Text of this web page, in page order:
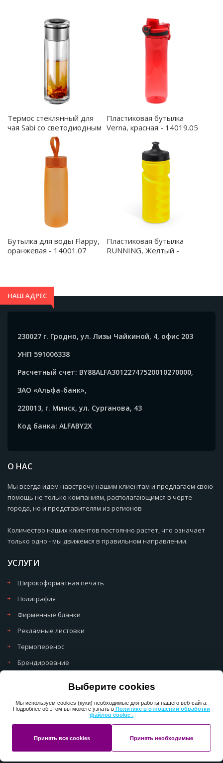
Выберите cookies
Мы используем cookies (куки) необходимые для работы нашего веб-сайта.
Подробнее об этом вы можете узнать в Политике в отношении обработки
файлов cookie .
Принять все cookies Принять необходимые
Термос стеклянный для
чая Sabi cо светодиодным
дисплеем - 14013.09
Пластиковая бутылка
Verna, красная - 14019.05
Бутылка для воды Flappy,
оранжевая - 14001.07
Пластиковая бутылка
RUNNING, Желтый -
НАШ АДРЕС
230027 г. Гродно, ул. Лизы Чайкиной, 4, офис 203
УНП 591006338
Расчетный счет: BY88ALFA30122747520010270000,
ЗАО «Альфа-банк»,
220013, г. Минск, ул. Сурганова, 43
Код банка: ALFABY2X
О НАС
Мы всегда идем навстречу нашим клиентам и предлагаем свою
помощь не только компаниям, располагающимся в черте
города, но и представителям из регионов
Количество наших клиентов постоянно растет, что означает
только одно - мы движемся в правильном направлении.
УСЛУГИ
Широкоформатная печать
Полиграфия
Фирменные бланки
Рекламные листовки
Термоперенос
Брендирование
Политика обработки персональных данных